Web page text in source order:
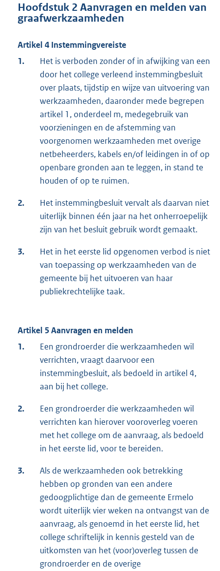
Hoofdstuk 2 Aanvragen en melden van
graafwerkzaamheden
Artikel 4 Instemmingvereiste
1.
Het is verboden zonder of in afwijking van een
door het college verleend instemmingbesluit
over plaats, tijdstip en wijze van uitvoering van
werkzaamheden, daaronder mede begrepen
artikel 1, onderdeel m, medegebruik van
voorzieningen en de afstemming van
voorgenomen werkzaamheden met overige
netbeheerders, kabels en/of leidingen in of op
openbare gronden aan te leggen, in stand te
houden of op te ruimen.
2.
Het instemmingbesluit vervalt als daarvan niet
uiterlijk binnen één jaar na het onherroepelijk
zijn van het besluit gebruik wordt gemaakt.
3.
Het in het eerste lid opgenomen verbod is niet
van toepassing op werkzaamheden van de
gemeente bij het uitvoeren van haar
publiekrechtelijke taak.
Artikel 5 Aanvragen en melden
1.
Een grondroerder die werkzaamheden wil
verrichten, vraagt daarvoor een
instemmingbesluit, als bedoeld in artikel 4,
aan bij het college.
2.
Een grondroerder die werkzaamheden wil
verrichten kan hierover vooroverleg voeren
met het college om de aanvraag, als bedoeld
in het eerste lid, voor te bereiden.
3.
Als de werkzaamheden ook betrekking
hebben op gronden van een andere
gedoogplichtige dan de gemeente Ermelo
wordt uiterlijk vier weken na ontvangst van de
aanvraag, als genoemd in het eerste lid, het
college schriftelijk in kennis gesteld van de
uitkomsten van het (voor)overleg tussen de
grondroerder en de overige